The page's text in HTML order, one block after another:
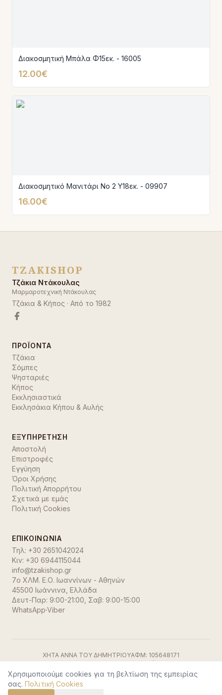
Διακοσμητική Μπάλα Φ15εκ. - 16005
12.00€
Διακοσμητικό Μανιτάρι Νο 2 Υ18εκ. - 09907
16.00€
TZAKISHOP
Τζάκια Ντάκουλας
Μαρμαροτεχνική Ντάκουλας
Τζάκια & Κήπος · Από το 1982
ΠΡΟΪΌΝΤΑ
Τζάκια
Σόμπες
Ψησταριές
Κήπος
Εκκλησιαστικά
Εκκλησάκια Κήπου & Αυλής
ΕΞΥΠΗΡΈΤΗΣΗ
Αποστολή
Επιστροφές
Εγγύηση
Όροι Χρήσης
Πολιτική Απορρήτου
Σχετικά με εμάς
Πολιτική Cookies
ΕΠΙΚΟΙΝΩΝΊΑ
Τηλ: +30 2651042024
Κιν: +30 6944115044
info@tzakishop.gr
7ο ΧΛΜ. Ε.Ο. Ιωαννίνων - Αθηνών
45500 Ιωάννινα Ελλάδα
Δευτ-Παρ: 9:00-21:00, Σαβ: 9:00-15:00
WhatsApp·Viber
ΧΗΤΑ ΑΝΝΑ ΤΟΥ ΔΗΜΗΤΡΙΟΥΑΦΜ: 105648171
ΓΕΜΗ:191500729000ΔΟΥ:Ιωαννίνων
Visa· Mastercard·Stripe
©2026TzakiShop. Όλα τα δικαιώματα διατηρούνται.
Χρησιμοποιούμε cookies για τη βελτίωση της εμπειρίας
σας. Πολιτική Cookies